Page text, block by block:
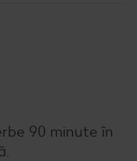
90 minute în